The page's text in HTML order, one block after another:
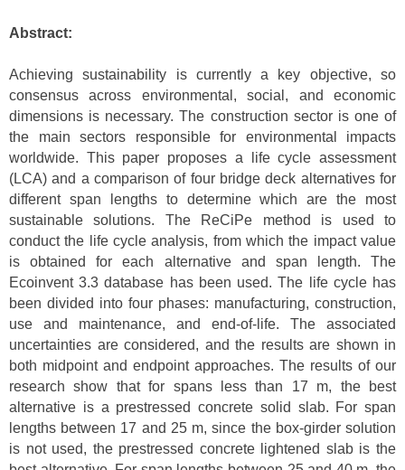
Abstract:
Achieving sustainability is currently a key objective, so
consensus across environmental, social, and economic
dimensions is necessary. The construction sector is one of
the main sectors responsible for environmental impacts
worldwide. This paper proposes a life cycle assessment
(LCA) and a comparison of four bridge deck alternatives for
different span lengths to determine which are the most
sustainable solutions. The ReCiPe method is used to
conduct the life cycle analysis, from which the impact value
is obtained for each alternative and span length. The
Ecoinvent 3.3 database has been used. The life cycle has
been divided into four phases: manufacturing, construction,
use and maintenance, and end-of-life. The associated
uncertainties are considered, and the results are shown in
both midpoint and endpoint approaches. The results of our
research show that for spans less than 17 m, the best
alternative is a prestressed concrete solid slab. For span
lengths between 17 and 25 m, since the box-girder solution
is not used, the prestressed concrete lightened slab is the